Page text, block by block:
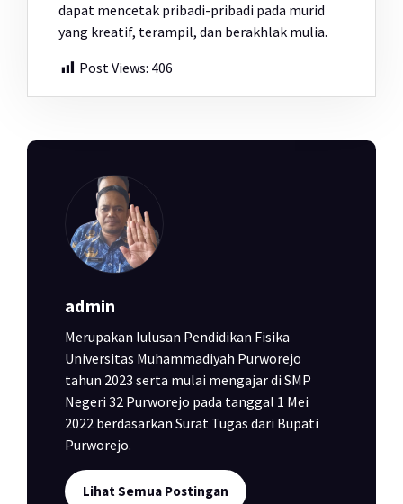
dapat mencetak pribadi-pribadi pada murid
yang kreatif, terampil, dan berakhlak mulia.
Post Views: 406
admin
Merupakan lulusan Pendidikan Fisika
Universitas Muhammadiyah Purworejo
tahun 2023 serta mulai mengajar di SMP
Negeri 32 Purworejo pada tanggal 1 Mei
2022 berdasarkan Surat Tugas dari Bupati
Purworejo.
Lihat Semua Postingan